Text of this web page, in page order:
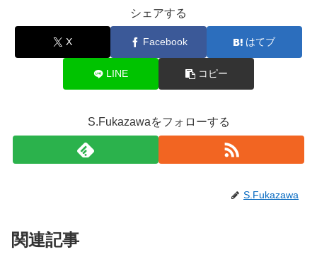
シェアする
X Facebook はてブ
LINE コピー
S.Fukazawaをフォローする
S.Fukazawa
関連記事